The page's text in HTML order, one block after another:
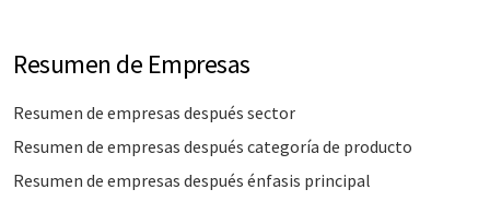
Resumen de Empresas
Resumen de empresas después sector
Resumen de empresas después categoría de producto
Resumen de empresas después énfasis principal